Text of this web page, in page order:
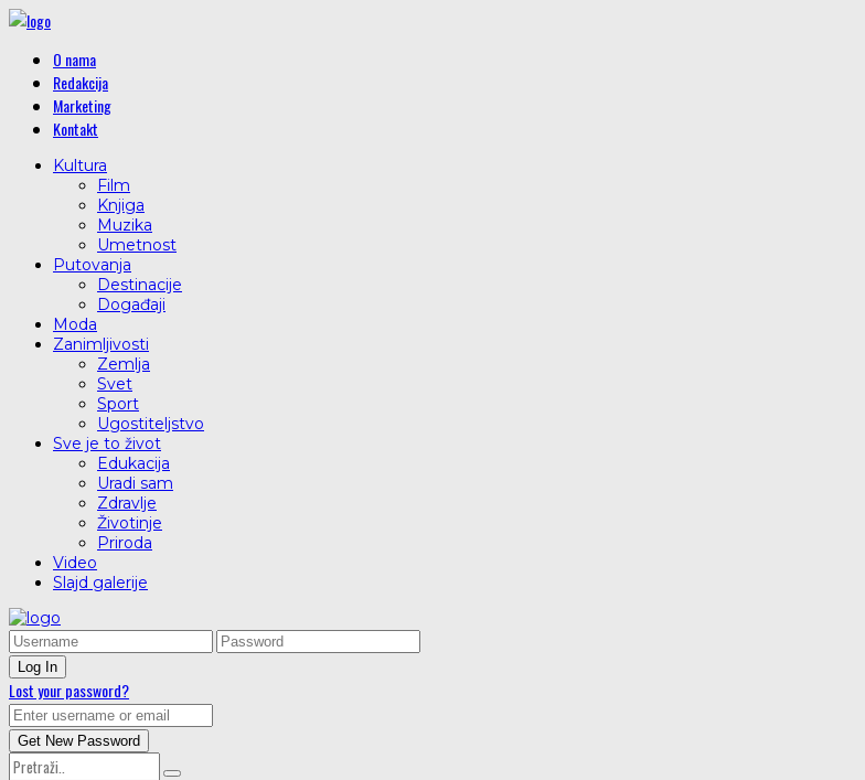
O nama
Redakcija
Marketing
Kontakt
Kultura
Film
Knjiga
Muzika
Umetnost
Putovanja
Destinacije
Događaji
Moda
Zanimljivosti
Zemlja
Svet
Sport
Ugostiteljstvo
Sve je to život
Edukacija
Uradi sam
Zdravlje
Životinje
Priroda
Video
Slajd galerije
Lost your password?